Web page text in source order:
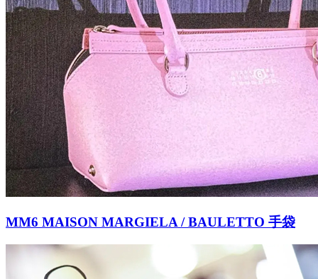
MM6 MAISON MARGIELA / BAULETTO 手袋